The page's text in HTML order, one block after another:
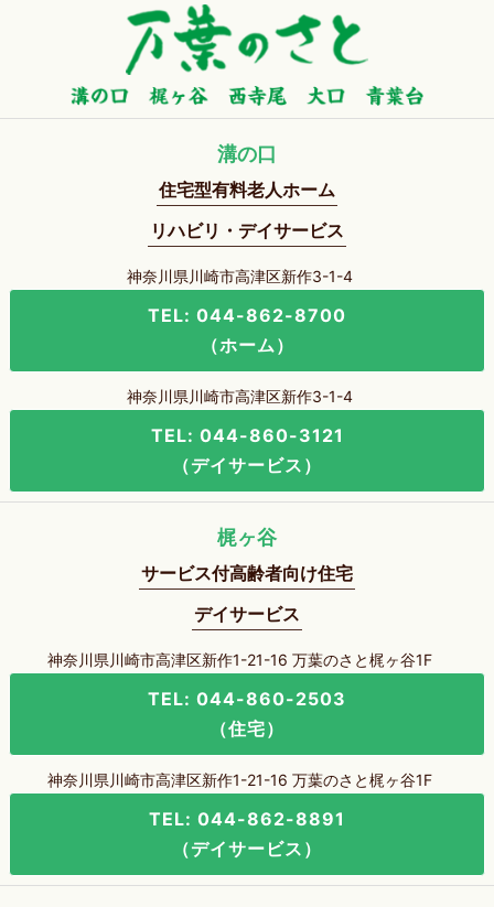
溝の口
住宅型有料老人ホーム
リハビリ・デイサービス
神奈川県川崎市高津区新作3-1-4
TEL: 044-862-8700
（ホーム）
神奈川県川崎市高津区新作3-1-4
TEL: 044-860-3121
（デイサービス）
梶ヶ谷
サービス付高齢者向け住宅
デイサービス
神奈川県川崎市高津区新作1-21-16 万葉のさと梶ヶ谷1F
TEL: 044-860-2503
（住宅）
神奈川県川崎市高津区新作1-21-16 万葉のさと梶ヶ谷1F
TEL: 044-862-8891
（デイサービス）